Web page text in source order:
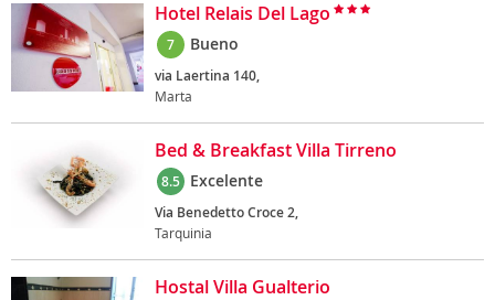
Hotel Relais Del Lago
7 Bueno
via Laertina 140,
Marta
Bed & Breakfast Villa Tirreno
8.5 Excelente
Via Benedetto Croce 2,
Tarquinia
Hostal Villa Gualterio